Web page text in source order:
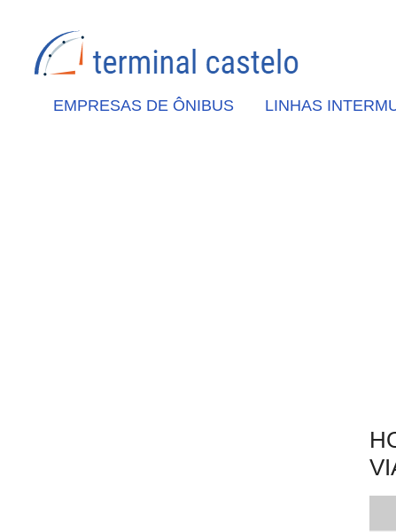
EMPRESAS DE ÔNIBUS LINHAS